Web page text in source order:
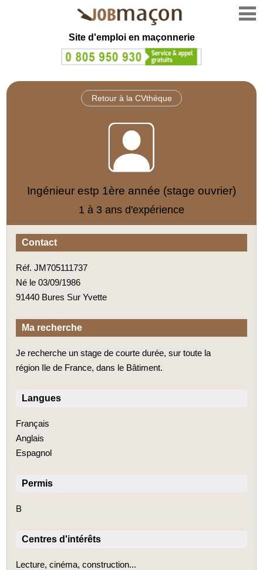
Site d'emploi en maçonnerie
Retour à la CVthèque
Ingénieur estp 1ère année (stage ouvrier)
1 à 3 ans d'expérience
Contact
Réf. JM705111737
Né le 03/09/1986
91440 Bures Sur Yvette
Ma recherche
Je recherche un stage de courte durée, sur toute la
région Ile de France, dans le Bâtiment.
Langues
Français
Anglais
Espagnol
Permis
B
Centres d'intérêts
Lecture, cinéma, construction...